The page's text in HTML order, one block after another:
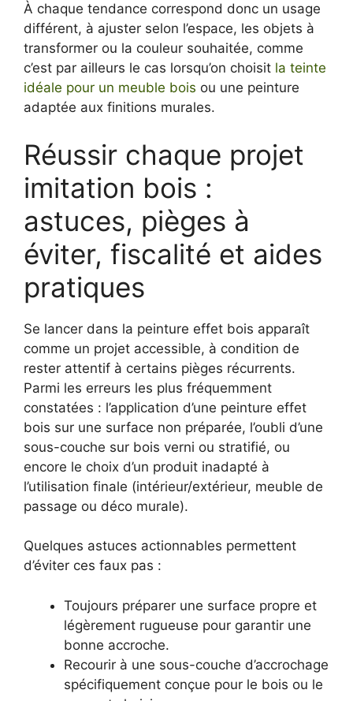
À chaque tendance correspond donc un usage
différent, à ajuster selon l’espace, les objets à
transformer ou la couleur souhaitée, comme
c’est par ailleurs le cas lorsqu’on choisit la teinte
idéale pour un meuble bois ou une peinture
adaptée aux finitions murales.
Réussir chaque projet
imitation bois :
astuces, pièges à
éviter, fiscalité et aides
pratiques
Se lancer dans la peinture effet bois apparaît
comme un projet accessible, à condition de
rester attentif à certains pièges récurrents.
Parmi les erreurs les plus fréquemment
constatées : l’application d’une peinture effet
bois sur une surface non préparée, l’oubli d’une
sous-couche sur bois verni ou stratifié, ou
encore le choix d’un produit inadapté à
l’utilisation finale (intérieur/extérieur, meuble de
passage ou déco murale).
Quelques astuces actionnables permettent
d’éviter ces faux pas :
Toujours préparer une surface propre et
légèrement rugueuse pour garantir une
bonne accroche.
Recourir à une sous-couche d’accrochage
spécifiquement conçue pour le bois ou le